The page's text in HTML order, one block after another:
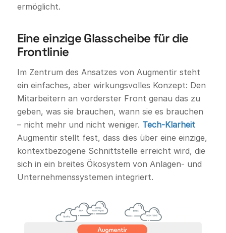
ermöglicht.
Eine einzige Glasscheibe für die
Frontlinie
Im Zentrum des Ansatzes von Augmentir steht
ein einfaches, aber wirkungsvolles Konzept: Den
Mitarbeitern an vorderster Front genau das zu
geben, was sie brauchen, wann sie es brauchen
– nicht mehr und nicht weniger. Tech-Klarheit
Augmentir stellt fest, dass dies über eine einzige,
kontextbezogene Schnittstelle erreicht wird, die
sich in ein breites Ökosystem von Anlagen- und
Unternehmenssystemen integriert.